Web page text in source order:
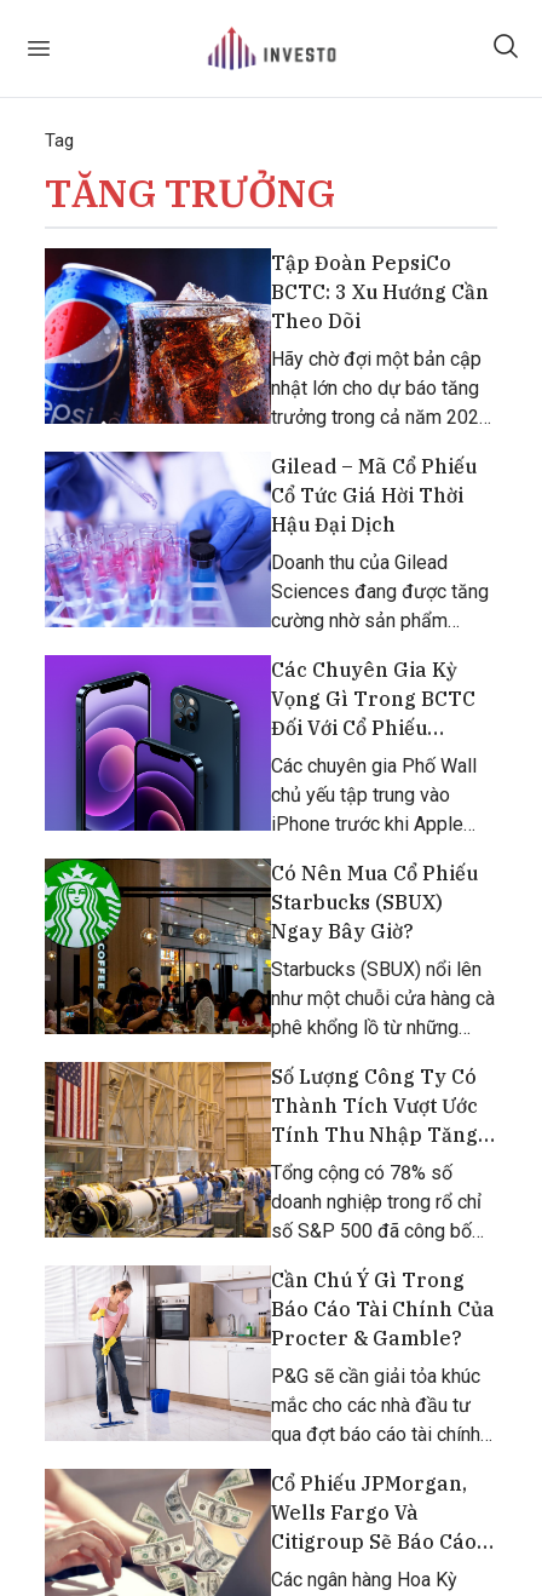
Tag
TĂNG TRƯỞNG
Tập Đoàn PepsiCo
BCTC: 3 Xu Hướng Cần
Theo Dõi
Hãy chờ đợi một bản cập
nhật lớn cho dự báo tăng
trưởng trong cả năm 2021
thứ ba, ngày 13 tháng 7.
Gilead – Mã Cổ Phiếu
Cổ Tức Giá Hời Thời
Hậu Đại Dịch
Doanh thu của Gilead
Sciences đang được tăng
cường nhờ sản phẩm
Các Chuyên Gia Kỳ
Vọng Gì Trong BCTC
Đối Với Cổ Phiếu
Apple?
Các chuyên gia Phố Wall
chủ yếu tập trung vào
iPhone trước khi Apple
tháng 3 vào cuối phiên
giao dịch thứ tư, ngày
28/04.
Có Nên Mua Cổ Phiếu
Starbucks (SBUX)
Ngay Bây Giờ?
Starbucks (SBUX) nổi lên
như một chuỗi cửa hàng cà
phê khổng lồ từ những
không ngừng, từ một cửa
hàng nhỏ thành một thương
hiệu quốc tế.
Số Lượng Công Ty Có
Thành Tích Vượt Ước
Tính Thu Nhập Tăng
Cao
Tổng cộng có 78% số
doanh nghiệp trong rổ chỉ
số S&P 500 đã công bố
đánh bại ước tính doanh
thu đồng thuận. [caption
id="attachment_113332"
align="aligncenter" width="
Cần Chú Ý Gì Trong
Báo Cáo Tài Chính Của
Procter & Gamble?
P&G sẽ cần giải tỏa khúc
mắc cho các nhà đầu tư
qua đợt báo cáo tài chính
id="attachment_110854"
align="aligncenter"
width="1620"] Cần Chú Ý
Gì Trong Báo C
Cổ Phiếu JPMorgan,
Wells Fargo Và
Citigroup Sẽ Báo Cáo
Thu Nhập Mạnh Mẽ
Các ngân hàng Hoa Kỳ